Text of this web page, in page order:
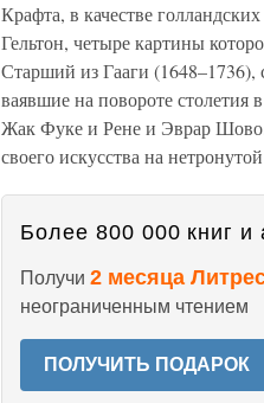
Крафта, в качестве
Гельтон, четыре картины
Старший из Гааги (1648–1736),
ваявшие на повороте столетия
Жак Фуке и Рене и Эврар Шово.
своего искусства на
Более 800 000 книг и
Получи 2 месяца
неограниченным чтением
ПОЛУЧИТЬ ПОДАРОК